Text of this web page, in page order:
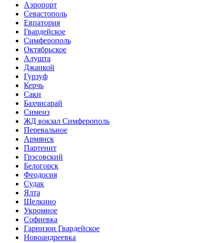
Аэропорт
Севастополь
Евпатория
Гвардейское
Симферополь
Октябрьское
Алушта
Джанкой
Гурзуф
Керчь
Саки
Бахчисарай
Симеиз
ЖД вокзал Симферополь
Перевальное
Армянск
Партенит
Грэсовский
Белогорск
Феодосия
Судак
Ялта
Щелкино
Укромное
Софиевка
Гарнизон Гвардейское
Новоандреевка